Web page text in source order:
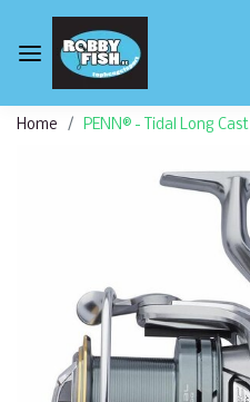
Home PENN® - Tidal Long Cast
Vorige